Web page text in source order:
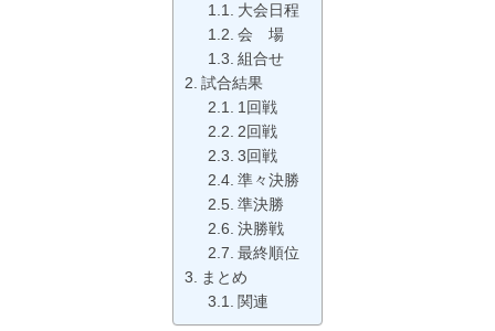
大会日程
会 場
組合せ
試合結果
1回戦
2回戦
3回戦
準々決勝
準決勝
決勝戦
最終順位
まとめ
関連